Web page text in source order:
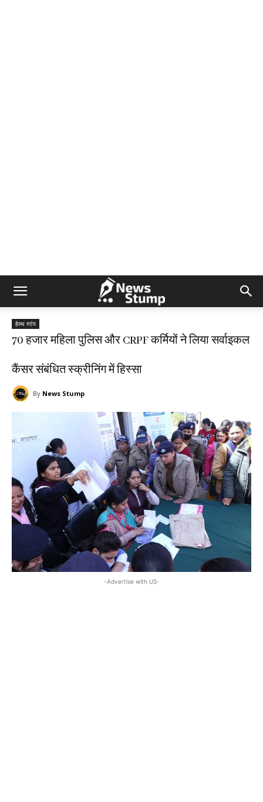
हेल्थ स्टंप
70 हजार महिला पुलिस और CRPF कर्मियों ने लिया सर्वाइकल
कैंसर संबंधित स्क्रीनिंग में हिस्सा
By News Stump
-Advertise with US-